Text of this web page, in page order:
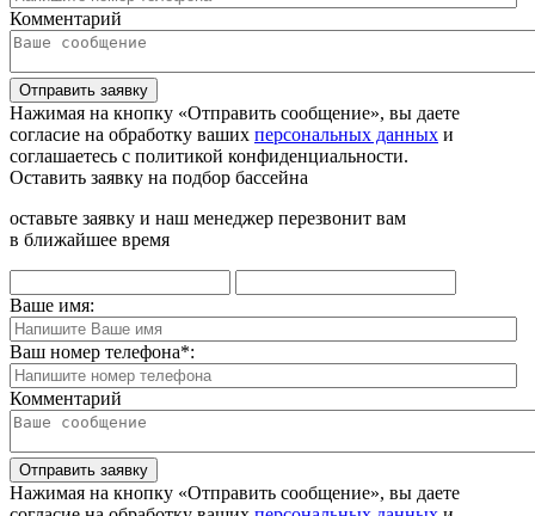
Комментарий
Отправить заявку
Нажимая на кнопку «Отправить сообщение», вы даете
согласие на обработку ваших персональных данных и
соглашаетесь с политикой конфиденциальности.
Оставить заявку на подбор бассейна
оставьте заявку и наш менеджер перезвонит вам
в ближайшее время
Ваше имя:
Ваш номер телефона*:
Комментарий
Отправить заявку
Нажимая на кнопку «Отправить сообщение», вы даете